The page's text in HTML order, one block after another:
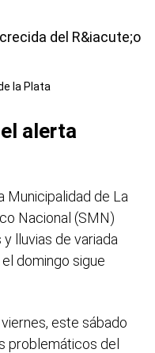
la Plata
alerta
Municipalidad de La
Nacional (SMN)
lluvias de variada
domingo sigue
este sábado
problemáticos del